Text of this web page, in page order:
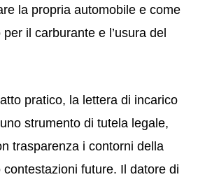
la propria automobile e come
il carburante e l’usura del
pratico, la lettera di incarico
strumento di tutela legale,
trasparenza i contorni della
future. Il datore di